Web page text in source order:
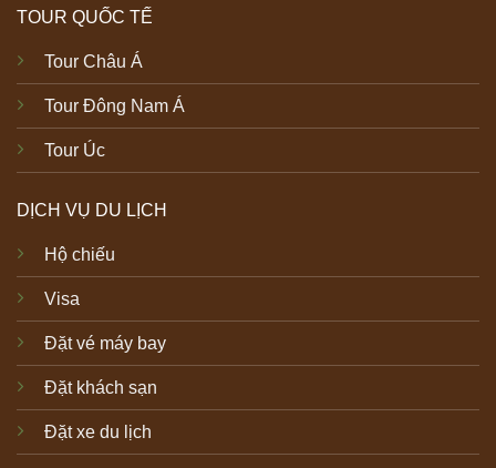
TOUR QUỐC TẾ
Tour Châu Á
Tour Đông Nam Á
Tour Úc
DỊCH VỤ DU LỊCH
Hộ chiếu
Visa
Đặt vé máy bay
Đặt khách sạn
Đặt xe du lịch